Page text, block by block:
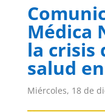
Médica
la crisis
salud
Miércoles, 18 de